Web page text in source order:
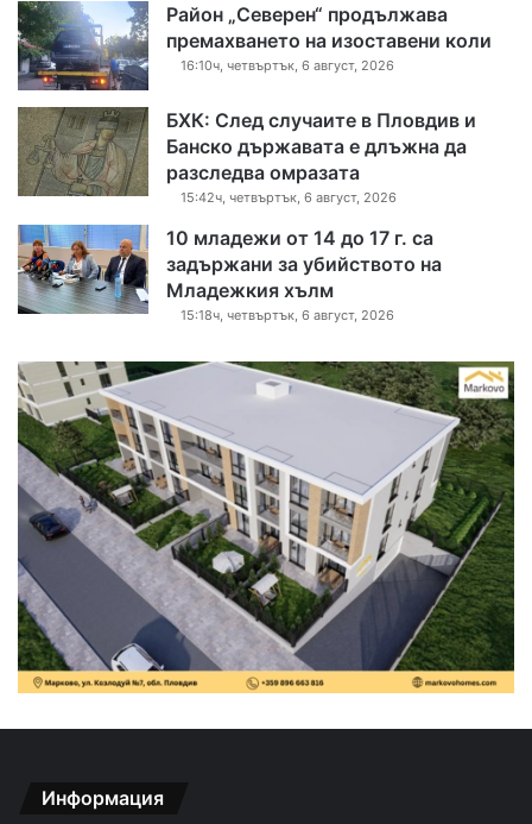
Район „Северен“ продължава
премахването на изоставени коли
16:10ч, четвъртък, 6 август, 2026
БХК: След случаите в Пловдив и
Банско държавата е длъжна да
разследва омразата
15:42ч, четвъртък, 6 август, 2026
10 младежи от 14 до 17 г. са
задържани за убийството на
Младежкия хълм
15:18ч, четвъртък, 6 август, 2026
Информация